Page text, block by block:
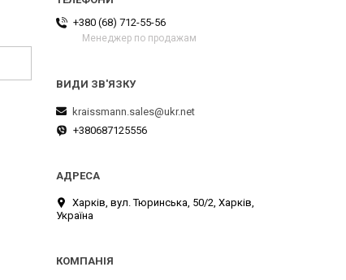
+380 (68) 712-55-56
Менеджер по продажам
kraissmann.sales@ukr.net
+380687125556
Харків, вул. Тюринська, 50/2, Харків,
Україна